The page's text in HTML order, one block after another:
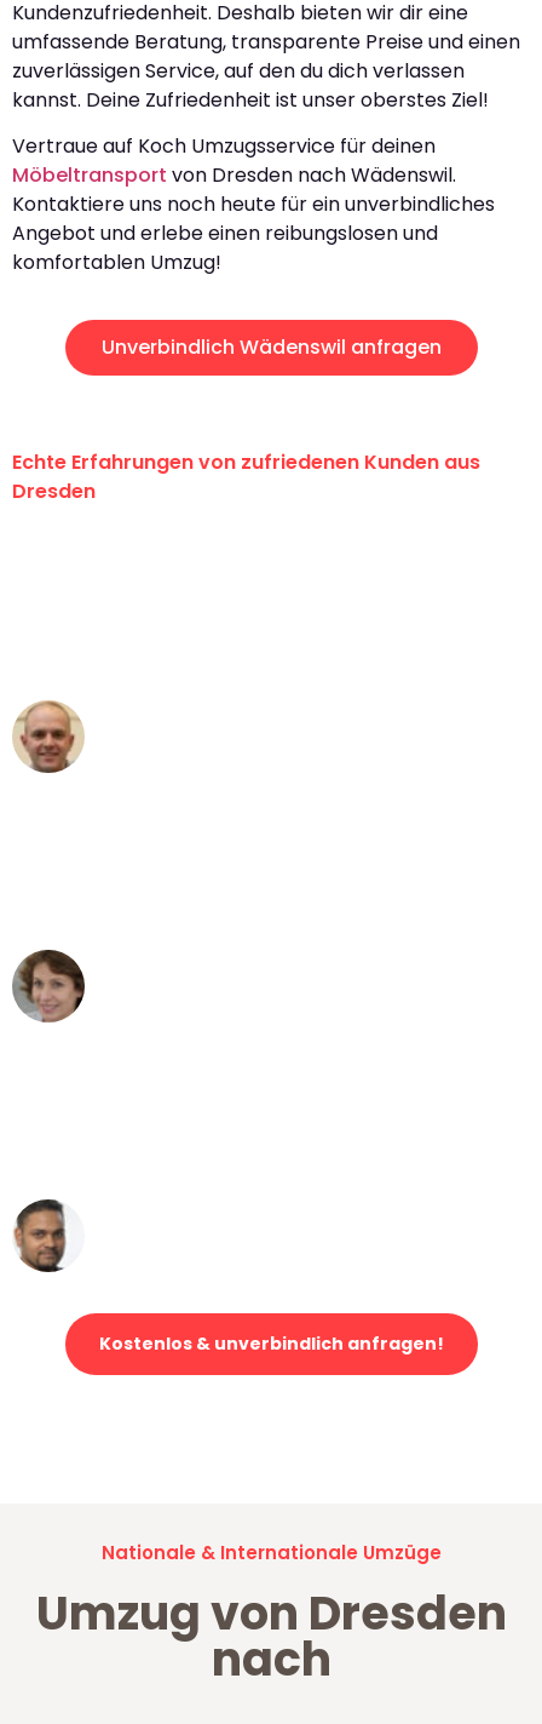
Kundenzufriedenheit. Deshalb bieten wir dir eine
umfassende Beratung, transparente Preise und einen
zuverlässigen Service, auf den du dich verlassen
kannst. Deine Zufriedenheit ist unser oberstes Ziel!
Vertraue auf Koch Umzugsservice für deinen
Möbeltransport von Dresden nach Wädenswil.
Kontaktiere uns noch heute für ein unverbindliches
Angebot und erlebe einen reibungslosen und
komfortablen Umzug!
Unverbindlich Wädenswil anfragen
Echte Erfahrungen von zufriedenen Kunden aus
Dresden
Kostenlos & unverbindlich anfragen!
Nationale & Internationale Umzüge
Umzug von Dresden
nach